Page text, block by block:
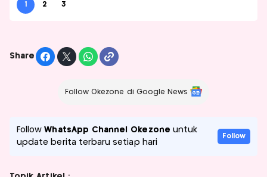
1 2 3
Share
Follow Okezone di Google News
FollowWhatsApp Channel Okezone untuk
update berita terbaru setiap hari
Follow